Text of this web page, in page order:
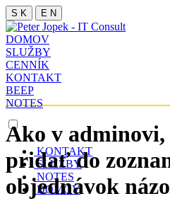
S K E N
DOMOV
SLUŽBY
CENNÍK
KONTAKT
BEEP
NOTES
KONTAKT
SLUŽBY
NOTES
DOMOV
Ako v adminovi,
pridať do
objednávok